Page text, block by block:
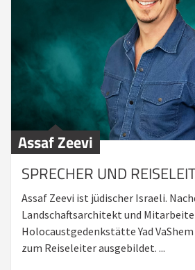
Assaf Zeevi
SPRECHER UND
Assaf Zeevi ist jüdischer Israeli.
Landschaftsarchitekt und
Holocaustgedenkstätte Yad
zum Reiseleiter ausgebildet. ...